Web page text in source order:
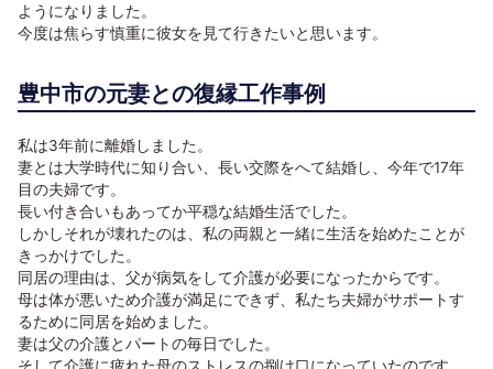
ようになりました。
今度は焦らす慎重に彼女を見て行きたいと思います。
豊中市の元妻との復縁工作事例
私は3年前に離婚しました。
妻とは大学時代に知り合い、長い交際をへて結婚し、今年で17年
目の夫婦です。
長い付き合いもあってか平穏な結婚生活でした。
しかしそれが壊れたのは、私の両親と一緒に生活を始めたことが
きっかけでした。
同居の理由は、父が病気をして介護が必要になったからです。
母は体が悪いため介護が満足にできず、私たち夫婦がサポートす
るために同居を始めました。
妻は父の介護とパートの毎日でした。
そして介護に疲れた母のストレスの捌け口になっていたのです。